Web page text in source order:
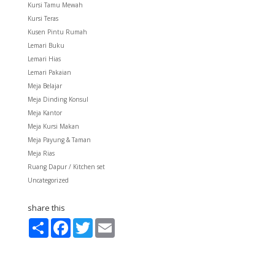
Kursi Tamu Mewah
Kursi Teras
Kusen Pintu Rumah
Lemari Buku
Lemari Hias
Lemari Pakaian
Meja Belajar
Meja Dinding Konsul
Meja Kantor
Meja Kursi Makan
Meja Payung & Taman
Meja Rias
Ruang Dapur / Kitchen set
Uncategorized
share this